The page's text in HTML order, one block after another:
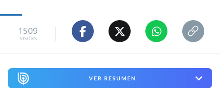
1509
visitas
VER RESUMEN